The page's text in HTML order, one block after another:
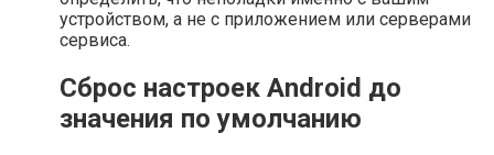
устройством, а не с приложением или серверами
сервиса.
Сброс настроек Android до
значения по умолчанию